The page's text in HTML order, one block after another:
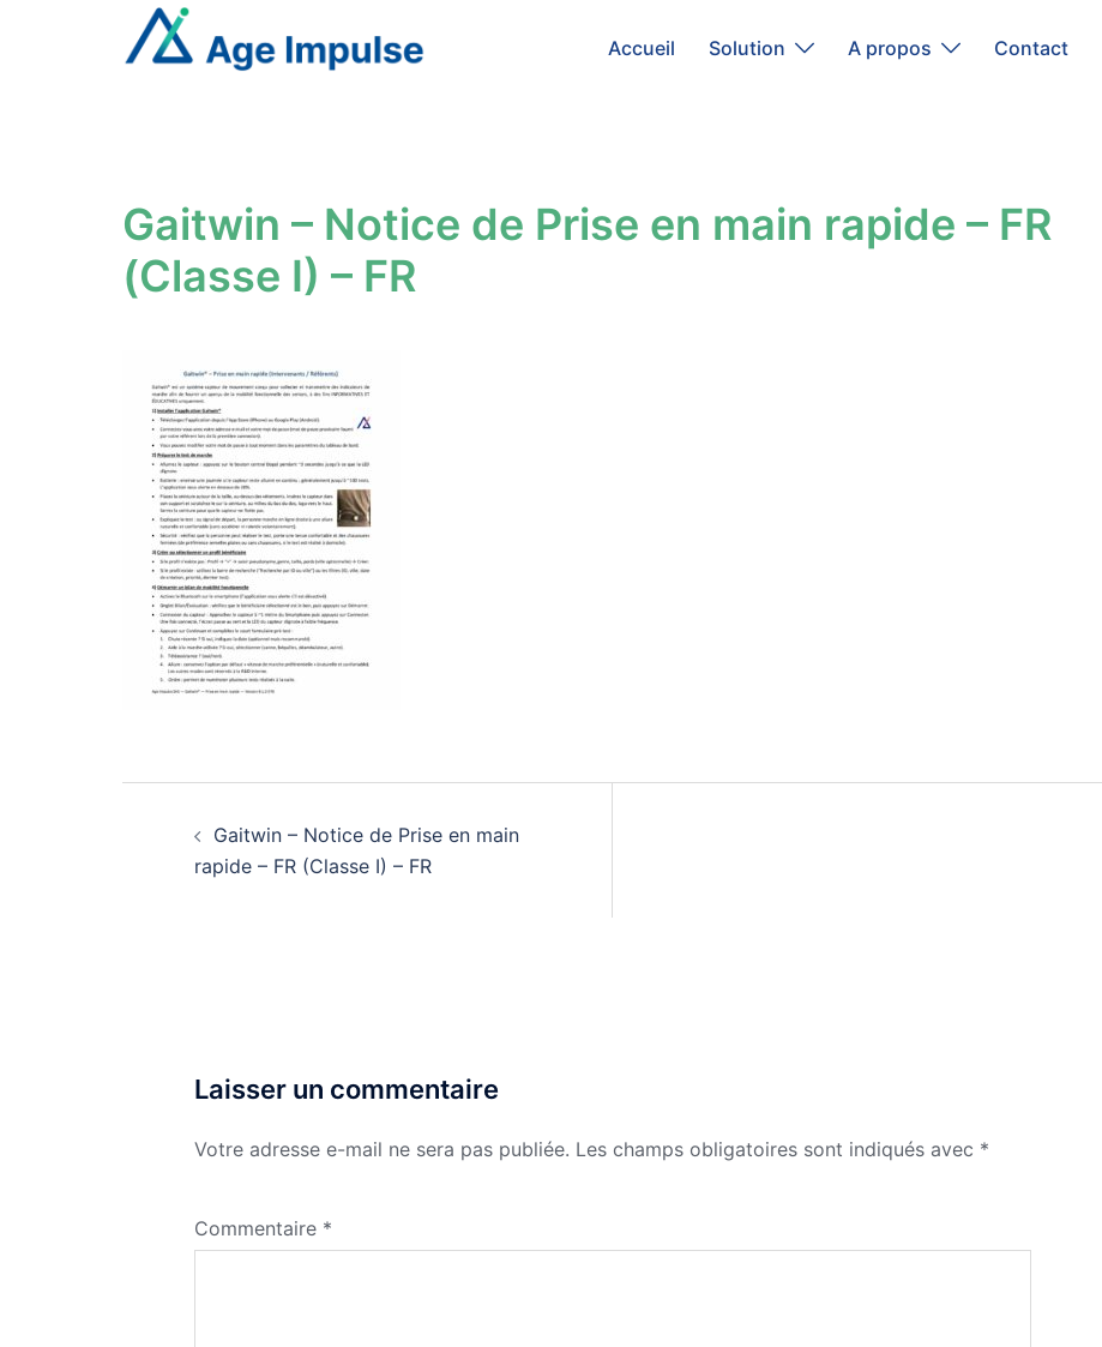
Accueil Solution A propos Contact
Gaitwin – Notice de Prise en main rapide – FR
(Classe I) – FR
d’articleGaitwin – Notice de Prise en main
rapide – FR (Classe I) – FR
Laisser un commentaire
Votre adresse e-mail ne sera pas publiée. Les champs obligatoires sont indiqués avec *
Commentaire *